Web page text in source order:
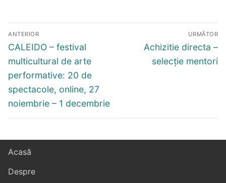
Navigare
în
articole
ANTERIOR
Articolul
anterior:
CALEIDO – festival
multicultural de arte
performative: 20 de
spectacole, online, 27
noiembrie – 1 decembrie
URMĂTOR
Articolul
următor:
Achizitie directa –
selecție mentori
Acasă
Despre